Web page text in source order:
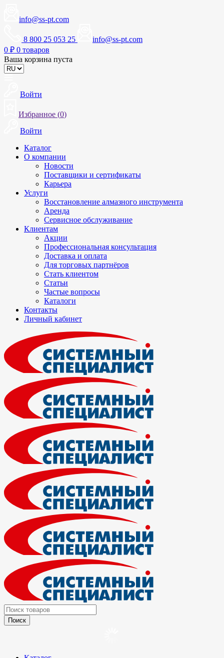
info@ss-pt.com
8 800 25 053 25
info@ss-pt.com
0 ₽ 0 товаров
Ваша корзина пуста
Войти
Избранное (0)
Войти
Каталог
О компании
Новости
Поставщики и сертификаты
Карьера
Услуги
Восстановление алмазного инструмента
Аренда
Сервисное обслуживание
Клиентам
Акции
Профессиональная консультация
Доставка и оплата
Для торговых партнёров
Стать клиентом
Статьи
Частые вопросы
Каталоги
Контакты
Личный кабинет